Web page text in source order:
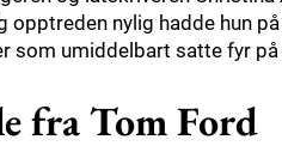
opptreden nylig hadde hun
som umiddelbart satte fyr på
fra Tom Ford